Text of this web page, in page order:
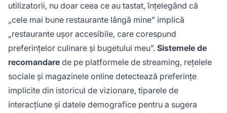
utilizatorii, nu doar ceea ce au tastat, înțelegând că
„cele mai bune restaurante lângă mine” implică
„restaurante ușor accesibile, care corespund
preferințelor culinare și bugetului meu”. Sistemele de
recomandare de pe platformele de streaming, rețelele
sociale și magazinele online detectează preferințe
implicite din istoricul de vizionare, tiparele de
interacțiune și datele demografice pentru a sugera